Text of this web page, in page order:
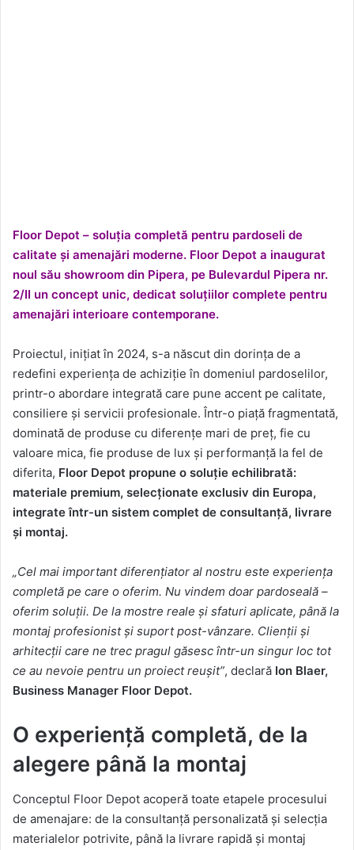
Floor Depot – soluția completă pentru pardoseli de
calitate și amenajări moderne. Floor Depot a inaugurat
noul său showroom din Pipera, pe Bulevardul Pipera nr.
2/II un concept unic, dedicat soluțiilor complete pentru
amenajări interioare contemporane.
Proiectul, inițiat în 2024, s-a născut din dorința de a
redefini experiența de achiziție în domeniul pardoselilor,
printr-o abordare integrată care pune accent pe calitate,
consiliere și servicii profesionale. Într-o piață fragmentată,
dominată de produse cu diferențe mari de preț, fie cu
valoare mica, fie produse de lux și performanță la fel de
diferita, Floor Depot propune o soluție echilibrată:
materiale premium, selecționate exclusiv din Europa,
integrate într-un sistem complet de consultanță, livrare
și montaj.
„Cel mai important diferențiator al nostru este experiența
completă pe care o oferim. Nu vindem doar pardoseală –
oferim soluții. De la mostre reale și sfaturi aplicate, până la
montaj profesionist și suport post-vânzare. Clienții și
arhitecții care ne trec pragul găsesc într-un singur loc tot
ce au nevoie pentru un proiect reușit”, declară Ion Blaer,
Business Manager Floor Depot.
O experiență completă, de la
alegere până la montaj
Conceptul Floor Depot acoperă toate etapele procesului
de amenajare: de la consultanță personalizată și selecția
materialelor potrivite, până la livrare rapidă și montaj